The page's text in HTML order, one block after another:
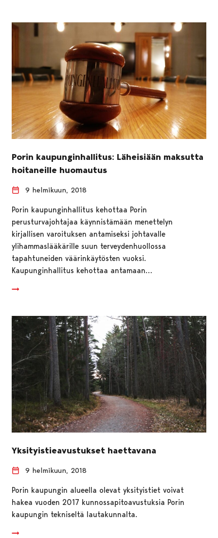
Porin kaupunginhallitus: Läheisiään maksutta
hoitaneille huomautus
9 helmikuun, 2018
Porin kaupunginhallitus kehottaa Porin
perusturvajohtajaa käynnistämään menettelyn
kirjallisen varoituksen antamiseksi johtavalle
ylihammaslääkärille suun terveydenhuollossa
tapahtuneiden väärinkäytösten vuoksi.
Kaupunginhallitus kehottaa antamaan…
Yksityistieavustukset haettavana
9 helmikuun, 2018
Porin kaupungin alueella olevat yksityistiet voivat
hakea vuoden 2017 kunnossapitoavustuksia Porin
kaupungin tekniseltä lautakunnalta.